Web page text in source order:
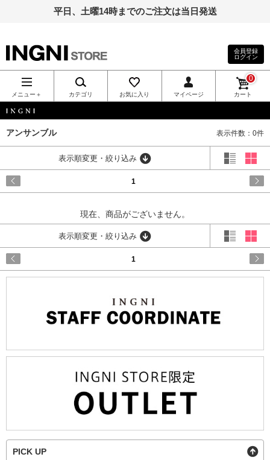
平日、土曜14時までのご注文は当日発送
INGNI（イン
グ）公式通
販｜INGNI
STORE
会員登録
ログイン
メニュー＋ カテゴリ お気に入り マイページ カート
0
アンサンブル 表示件数：0件
表示順変更・絞り込み
1
現在、商品がございません。
表示順変更・絞り込み
1
PICK UP